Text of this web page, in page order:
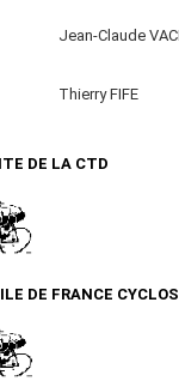
Jean-Claude
Thierry FIFE
DE LA CTD
DE FRANCE